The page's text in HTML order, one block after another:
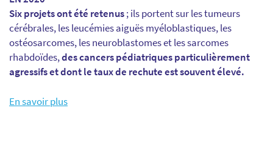
Six projets ont été retenus; ils portent sur les tumeurs
cérébrales, les leucémies aiguës myéloblastiques, les
ostéosarcomes, les neuroblastomes et les sarcomes
rhabdoïdes,des cancers pédiatriques particulièrement
agressifs et dont le taux de rechute est souvent élevé.
En savoir plus